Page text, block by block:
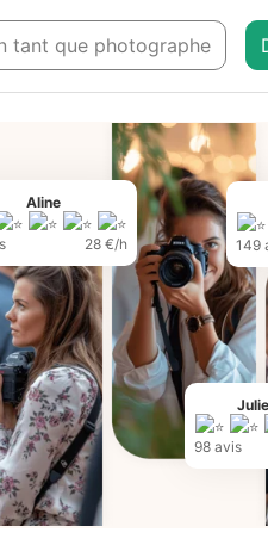
tant que photographe
Aline
28 €/h
98 avis
149